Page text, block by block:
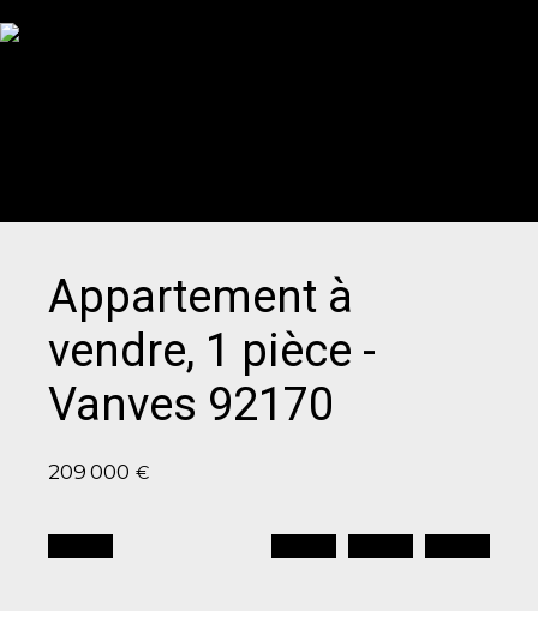
Appartement à
vendre, 1 pièce -
Vanves 92170
209 000 €